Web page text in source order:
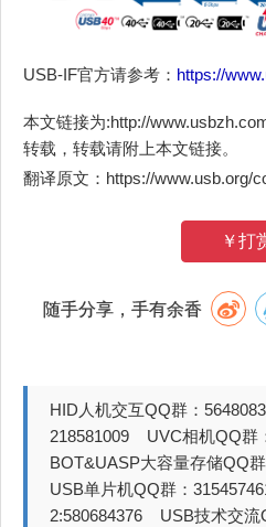
USB-IF官方请参考： https://
本文链接为:http://
转载，转载请附上本文链接。
翻译原文：https://www.usb.org/
￥打
随手分享，手有余香
HID人机交互QQ群：
218581009 UVC相机QQ群
BOT&UASP大容量存储QQ
USB单片机QQ群：
2:580684376 USB技术交流